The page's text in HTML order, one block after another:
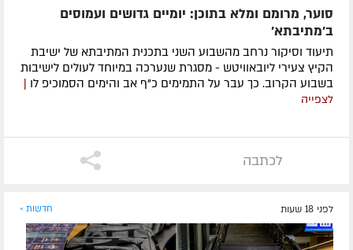
סוער, מרומם ומלא בתוכן: יומיים גדושים ועמוסים
ב'מתיבתא'
תיעוד וסיקור נרחב מהשבוע השני בתכנית המתיבתא של ישיבת
הקיץ צעירי ליובאוויטש - מסגרת שנערכה במיוחד לעולים לישיבות
בשבוע הקרוב. כך עבר על התמימים כ"ף אב והימים הסמוכיפ לו |
לצפייה
לכתבה
לפני 18 שעות חדשות »